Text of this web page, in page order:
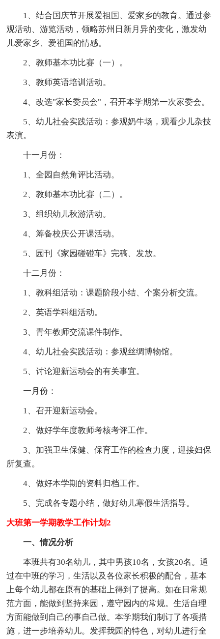
1、结合国庆节开展爱祖国、爱家乡的教育。通过参
观活动、游览活动，领略苏州日新月异的变化，激发幼
儿爱家乡、爱祖国的情感。
2、教师基本功比赛（一）。
3、教师英语培训活动。
4、改选"家长委员会"，召开本学期第一次家委会。
5、幼儿社会实践活动：参观奶牛场，观看少儿杂技
表演。
十一月份：
1、全园自然角评比活动。
2、教师基本功比赛（二）。
3、组织幼儿秋游活动。
4、筹备校庆公开课活动。
5、园刊《家园碰碰车》完稿、发放。
十二月份：
1、教科组活动：课题阶段小结、个案分析交流。
2、英语学科组活动。
3、青年教师交流课件制作。
4、幼儿社会实践活动：参观丝绸博物馆。
5、讨论迎新运动会的有关事宜。
一月份：
1、召开迎新运动会。
2、做好学年度教师考核考评工作。
3、加强卫生保健、保育工作的检查力度，迎接妇保
所复查。
4、做好本学期的资料归档工作。
5、完成各专题小结，做好幼儿寒假生活指导。
大班第一学期教学工作计划2
一、情况分析
本班共有30名幼儿，其中男孩10名，女孩20名。通
过在中班的学习，生活以及各位家长积极的配合，基本
上每个幼儿都在原有的基础上得到了提高。如在日常规
范方面，能做到坚持来园，遵守园内的常规。生活自理
方面能做到自己的事自己做。本学期我们制订了各项措
施，进一步培养幼儿。发挥我园的特色，对幼儿进行全